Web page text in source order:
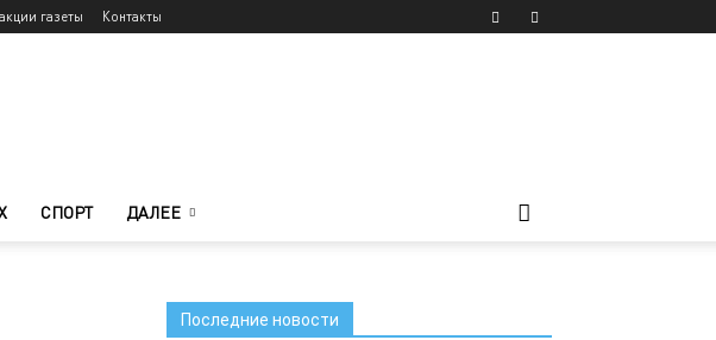
газеты Контакты
СПОРТ ДАЛЕЕ
Последние новости